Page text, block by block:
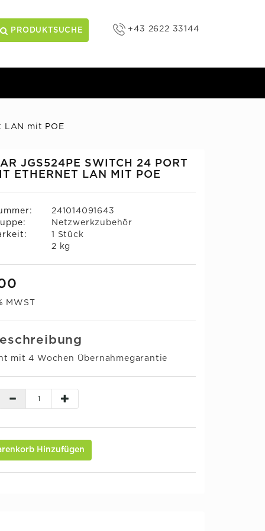
PRODUKTSUCHE +43 2622 33144
LAN mit POE
JGS524PE SWITCH 24 PORT
ETHERNET LAN MIT POE
241014091643
Netzwerkzubehör
1 Stück
2 kg
MWST
mit 4 Wochen Übernahmegarantie
Hinzufügen